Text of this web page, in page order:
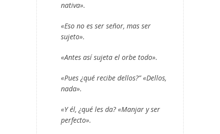
nativa».
«Eso no es ser señor, mas ser
sujeto».
«Antes así sujeta el orbe todo».
«Pues ¿qué recibe dellos?” «Dellos,
nada».
«Y él, ¿qué les da? «Manjar y ser
perfecto».